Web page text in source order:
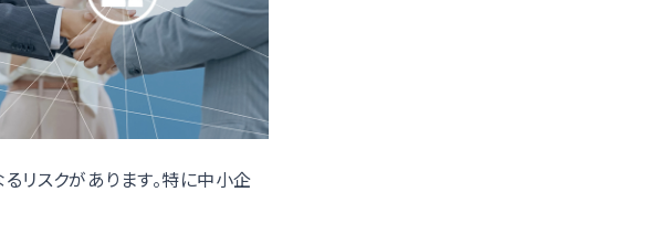
リスクがあります。特に中小企